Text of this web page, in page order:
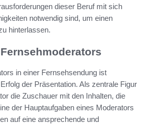
dieser Beruf mit sich
notwendig sind, um einen
hinterlassen.
in einer Fernsehsendung ist
der Präsentation. Als zentrale Figur
die Zuschauer mit den Inhalten, die
der Hauptaufgaben eines Moderators
auf eine ansprechende und